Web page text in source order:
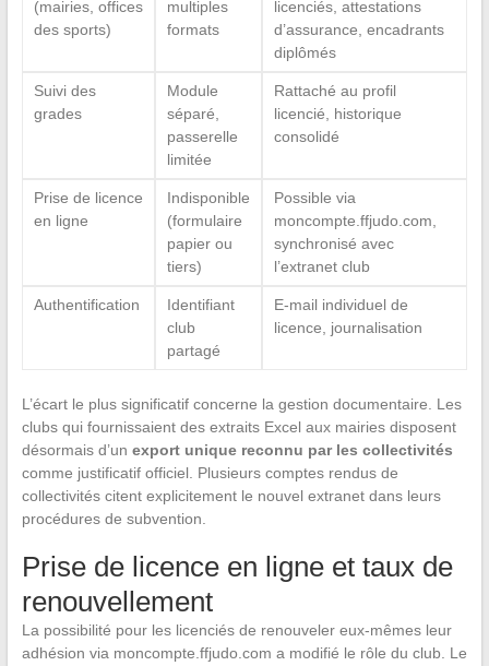
(mairies, offices
des sports)
multiples
formats
licenciés, attestations
d’assurance, encadrants
diplômés
Suivi des
grades
Module
séparé,
passerelle
limitée
Rattaché au profil
licencié, historique
consolidé
Prise de licence
en ligne
Indisponible
(formulaire
papier ou
tiers)
Possible via
moncompte.ffjudo.com,
synchronisé avec
l’extranet club
Authentification
Identifiant
club
partagé
E-mail individuel de
licence, journalisation
L’écart le plus significatif concerne la gestion documentaire. Les
clubs qui fournissaient des extraits Excel aux mairies disposent
désormais d’un export unique reconnu par les collectivités
comme justificatif officiel. Plusieurs comptes rendus de
collectivités citent explicitement le nouvel extranet dans leurs
procédures de subvention.
Prise de licence en ligne et taux de
renouvellement
La possibilité pour les licenciés de renouveler eux-mêmes leur
adhésion via moncompte.ffjudo.com a modifié le rôle du club. Le